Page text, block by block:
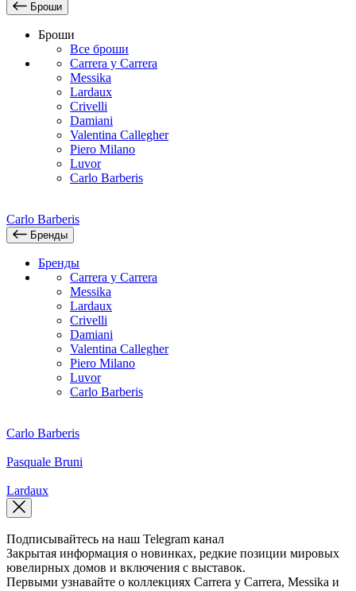
Броши
Броши
Все броши
Carrera y Carrera
Messika
Lardaux
Crivelli
Damiani
Valentina Callegher
Piero Milano
Luvor
Carlo Barberis
Carlo Barberis
Бренды
Бренды
Carrera y Carrera
Messika
Lardaux
Crivelli
Damiani
Valentina Callegher
Piero Milano
Luvor
Carlo Barberis
Carlo Barberis
Pasquale Bruni
Lardaux
Подписывайтесь на наш Telegram канал
Закрытая информация о новинках, редкие позиции мировых
ювелирных домов и включения с выставок.
Первыми узнавайте о коллекциях Carrera y Carrera, Messika и